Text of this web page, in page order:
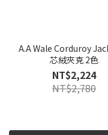
A.A Wale Corduroy
芯絨夾克 2色
NT$2,224
NT$2,780